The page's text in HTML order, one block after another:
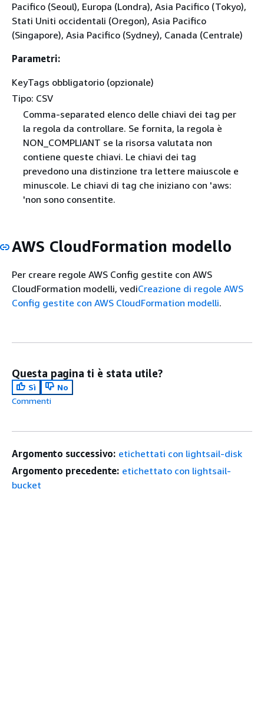
Pacifico (Seoul), Europa (Londra), Asia Pacifico (Tokyo),
Stati Uniti occidentali (Oregon), Asia Pacifico
(Singapore), Asia Pacifico (Sydney), Canada (Centrale)
Parametri:
KeyTags obbligatorio (opzionale)
Tipo: CSV
Comma-separated elenco delle chiavi dei tag per
la regola da controllare. Se fornita, la regola è
NON_COMPLIANT se la risorsa valutata non
contiene queste chiavi. Le chiavi dei tag
prevedono una distinzione tra lettere maiuscole e
minuscole. Le chiavi di tag che iniziano con 'aws:
'non sono consentite.
AWS CloudFormation modello
Per creare regole AWS Config gestite con AWS
CloudFormation modelli, vediCreazione di regole AWS
Config gestite con AWS CloudFormation modelli.
Questa pagina ti è stata utile?
Sì
No
Commenti
Argomento successivo: etichettati con lightsail-disk
Argomento precedente: etichettato con lightsail-
bucket